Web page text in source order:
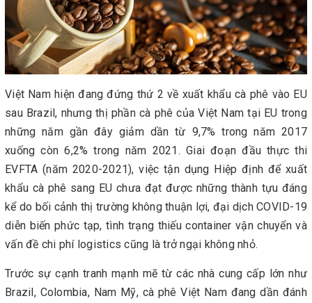
Việt Nam hiện đang đứng thứ 2 về xuất khẩu cà phê vào EU
sau Brazil, nhưng thị phần cà phê của Việt Nam tại EU trong
những năm gần đây giảm dần từ 9,7% trong năm 2017
xuống còn 6,2% trong năm 2021. Giai đoạn đầu thực thi
EVFTA (năm 2020-2021), việc tận dụng Hiệp định để xuất
khẩu cà phê sang EU chưa đạt được những thành tựu đáng
kể do bối cảnh thị trường không thuận lợi, đại dịch COVID-19
diễn biến phức tạp, tình trạng thiếu container vận chuyển và
vấn đề chi phí logistics cũng là trở ngại không nhỏ.
Trước sự cạnh tranh mạnh mẽ từ các nhà cung cấp lớn như
Brazil, Colombia, Nam Mỹ, cà phê Việt Nam đang dần đánh